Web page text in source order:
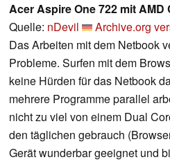
Acer Aspire One 722 mit AMD
Quelle: nDevil
Archive.org
Das Arbeiten mit dem Netbook
Probleme. Surfen mit dem
keine Hürden für das Netbook
mehrere Programme parallel
nicht zu viel von einem Dual
den täglichen gebrauch
Gerät wunderbar geeignet und